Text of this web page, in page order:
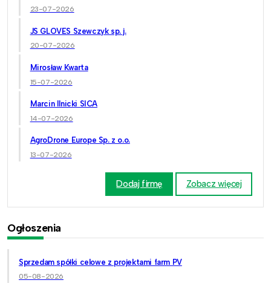
23-07-2026
JS GLOVES Szewczyk sp. j.
20-07-2026
Mirosław Kwarta
15-07-2026
Marcin Ilnicki SICA
14-07-2026
AgroDrone Europe Sp. z o.o.
13-07-2026
Dodaj firmę Zobacz więcej
Ogłoszenia
Sprzedam spółki celowe z projektami farm PV
05-08-2026